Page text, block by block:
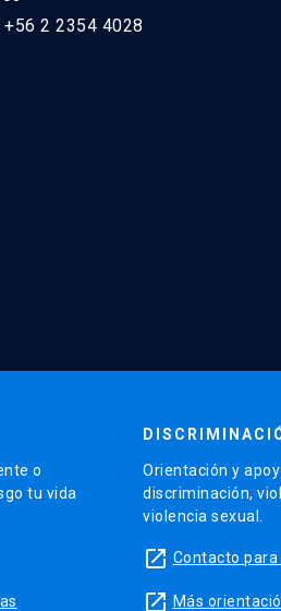
2 2354 4028
o
tu vida
Orientación y
discriminación,
violencia sexual.
launch Contacto para
launch Más